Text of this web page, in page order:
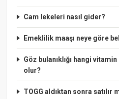
Cam lekeleri nasıl gider?
Emeklilik maaşı neye göre
Göz bulanıklığı hangi
olur?
TOGG aldıktan sonra satılır